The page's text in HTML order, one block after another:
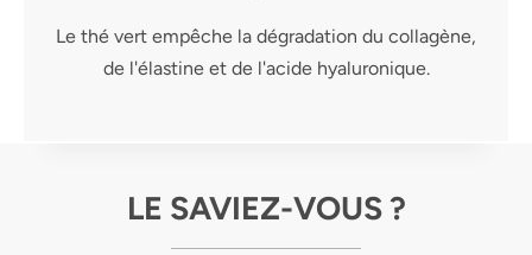
Le thé vert empêche la dégradation du collagène,
de l'élastine et de l'acide hyaluronique.
LE SAVIEZ-VOUS ?